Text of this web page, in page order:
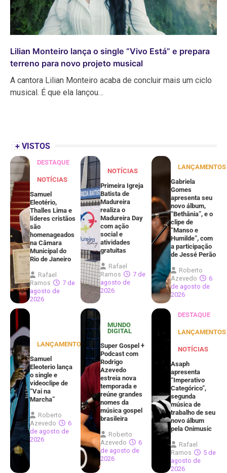
Lilian Monteiro lança o single “Vivo Está” e prepara
terreno para novo projeto musical
A cantora Lilian Monteiro acaba de concluir mais um ciclo
musical. É que ela lançou…
+ VISTOS
DESTAQUE
NOTÍCIAS
Samuel
Eleotério,
Thalles Lima e
líderes cristãos
são
homenageados
na Câmara
Municipal do
Rio de Janeiro
Rafael
Ramos
7 de
agosto de
2026
NOTÍCIAS
Primeira Igreja
Batista de
Madureira
realiza o
Madureira Day
com ação
social e
atividades
gratuitas
Rafael
Ramos
7 de
agosto de
2026
LANÇAMENTOS
Gabriela
Gomes
apresenta seu
novo álbum,
“Bethânia”, e o
clipe de
“Manso e
Humilde”, com
a participação
de Jessé Perão
Roberto
Azevedo
6
de agosto de
2026
LANÇAMENTOS
Samuel
Eleoterio lança
o single e
videoclipe de
“Vai na
Marcha”
Roberto
Azevedo
6
de agosto de
2026
MUNDO
DIGITAL
Super Gospel +
Podcast com
Rodrigo
Azevedo
estreia nova
temporada e
reúne grandes
nomes da
música gospel
brasileira
Roberto
Azevedo
6
de agosto de
2026
DESTAQUE
LANÇAMENTOS
NOTÍCIAS
Asaph
apresenta
“Imperativo
Categórico”,
segunda
música de
trabalho de seu
novo álbum
pela Onimusic
Rafael
Ramos
5 de
agosto de
2026